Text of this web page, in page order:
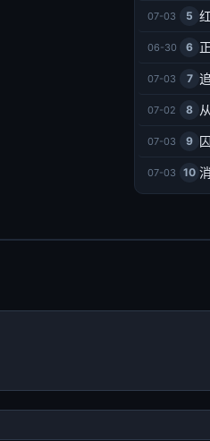
07-03 5
06-30 6
07-03 7
07-02 8
07-03 9
07-03 10